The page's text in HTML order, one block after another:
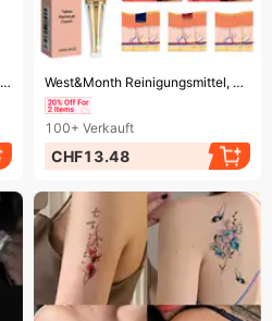
Endet bald! West&Month Reinigungsmittel, Schnellreinigung, Augenbrauenwaschwasser, Tattoocreme
100+ Verkauft
CHF13.48
Fake-Tattoo-Ärmel, temporäres Tattoo-Set für Herren, lange Arm-Tattoo-Ärmel zum Überziehen, elastische Nylonhandschuhe, schwarzes Totenkopf-Design